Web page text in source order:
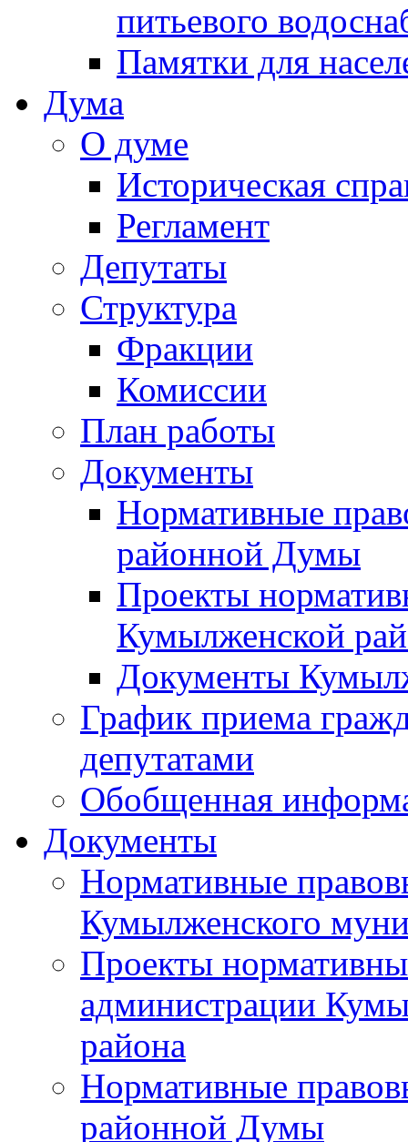
питьевого
Памятки для
Дума
О думе
Историческая
Регламент
Депутаты
Структура
Фракции
Комиссии
План работы
Документы
Нормативные
районной Думы
Проекты
Кумылженской
Документы
График приема
депутатами
Обобщенная
Документы
Нормативные
Кумылженского
Проекты
администрации
района
Нормативные
районной Думы